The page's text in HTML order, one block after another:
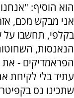
הוא הוסיף:
אני מבקש מכם,
בקלפי, תחשבו
הנאנסות,
הפראמדיקים - את
עתיד בלי לקיחת
שתכינו נס